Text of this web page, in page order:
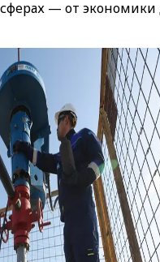
— от